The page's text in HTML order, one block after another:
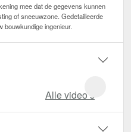
mee dat de gegevens kunnen
of sneeuwzone. Gedetailleerde
bouwkundige ingenieur.
Alle video‘s